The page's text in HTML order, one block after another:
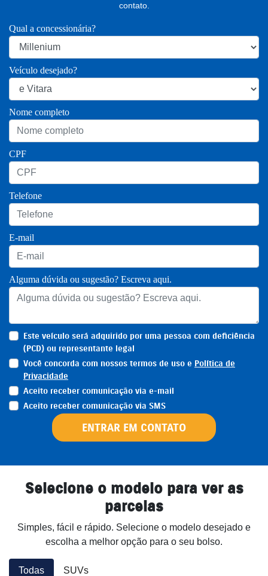
contato.
Qual a concessionária?
Veículo desejado?
Nome completo
CPF
Telefone
E-mail
Alguma dúvida ou sugestão? Escreva aqui.
Este veículo será adquirido por uma pessoa com deficiência
(PCD) ou representante legal
Você concorda com nossos termos de uso e Política de
Privacidade
Aceito receber comunicação via e-mail
Aceito receber comunicação via SMS
ENTRAR EM CONTATO
Selecione o modelo para ver as
parcelas
Simples, fácil e rápido. Selecione o modelo desejado e
escolha a melhor opção para o seu bolso.
Todas SUVs